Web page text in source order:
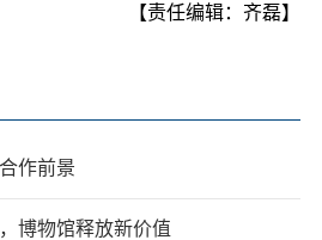
【责任编辑：齐磊】
作前景
博物馆释放新价值